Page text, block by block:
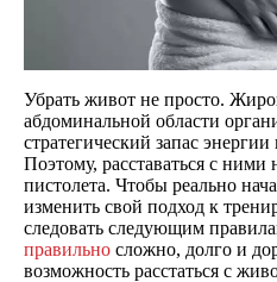
Убрать живот не просто.
абдоминальной области
стратегический запас
Поэтому, расставаться с
пистолета. Чтобы реально
изменить свой подход к
следовать следующим
правильно сложно, долго и
возможность расстаться с